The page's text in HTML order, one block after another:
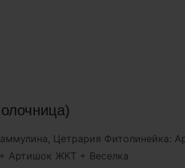
Цетрария Фитолинейка:
Артишок ЖКТ + Веселка